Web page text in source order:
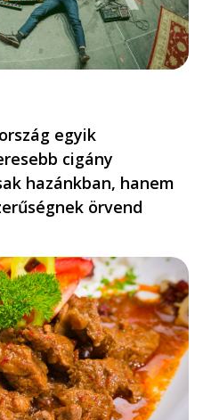
egyik
cigány
hazánkban, hanem
örvend